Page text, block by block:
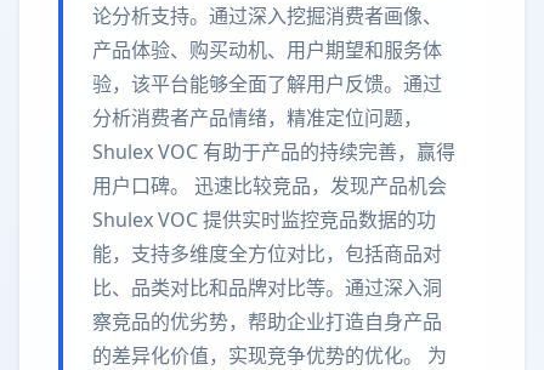
论分析支持。通过深入挖掘消费者画像、
产品体验、购买动机、用户期望和服务体
验，该平台能够全面了解用户反馈。通过
分析消费者产品情绪，精准定位问题，
Shulex VOC 有助于产品的持续完善，赢得
用户口碑。 迅速比较竞品，发现产品机会
Shulex VOC 提供实时监控竞品数据的功
能，支持多维度全方位对比，包括商品对
比、品类对比和品牌对比等。通过深入洞
察竞品的优劣势，帮助企业打造自身产品
的差异化价值，实现竞争优势的优化。 为